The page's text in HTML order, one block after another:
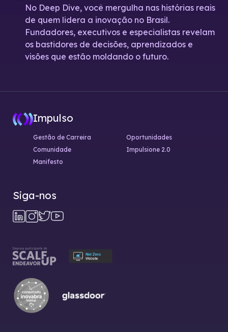
No Deep Dive, você mergulha nas histórias reais
de quem lidera a inovação no Brasil.
Fundadores, executivos e especialistas revelam
os bastidores de decisões, aprendizados e
visões que estão moldando o futuro.
Impulso
Gestão de Carreira
Oportunidades
Comunidade
Impulsione 2.0
Manifesto
Siga-nos